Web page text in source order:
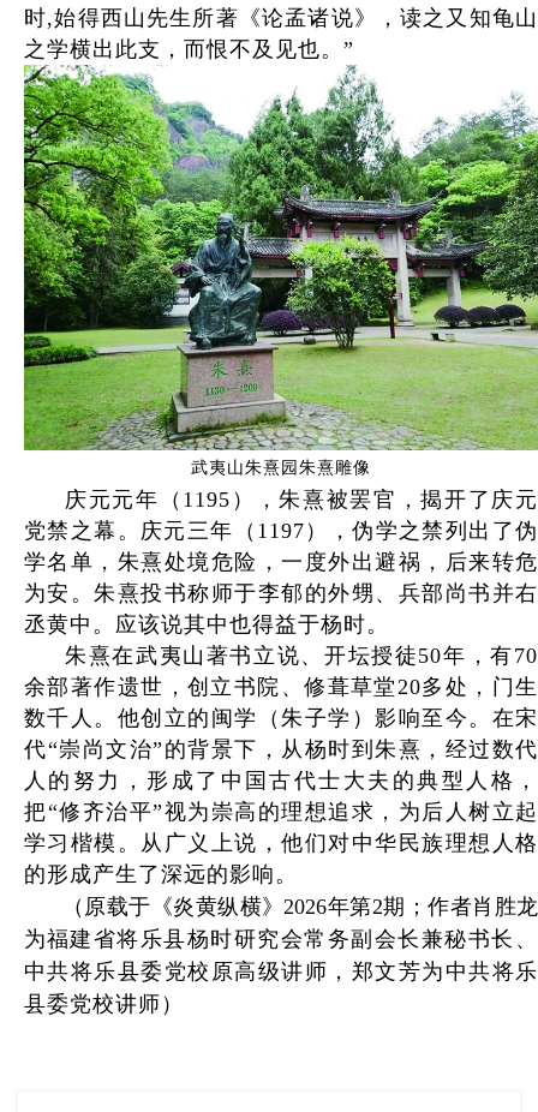
时,始得西山先生所著《论孟诸说》，读之又知龟山
之学横出此支，而恨不及见也。”
武夷山朱熹园朱熹雕像
庆元元年（1195），朱熹被罢官，揭开了庆元
党禁之幕。庆元三年（1197），伪学之禁列出了伪
学名单，朱熹处境危险，一度外出避祸，后来转危
为安。朱熹投书称师于李郁的外甥、兵部尚书并右
丞黄中。应该说其中也得益于杨时。
朱熹在武夷山著书立说、开坛授徒50年，有70
余部著作遗世，创立书院、修葺草堂20多处，门生
数千人。他创立的闽学（朱子学）影响至今。在宋
代“崇尚文治”的背景下，从杨时到朱熹，经过数代
人的努力，形成了中国古代士大夫的典型人格，
把“修齐治平”视为崇高的理想追求，为后人树立起
学习楷模。从广义上说，他们对中华民族理想人格
的形成产生了深远的影响。
（原载于《炎黄纵横》2026年第2期；作者肖胜龙
为福建省将乐县杨时研究会常务副会长兼秘书长、
中共将乐县委党校原高级讲师，郑文芳为中共将乐
县委党校讲师 ）